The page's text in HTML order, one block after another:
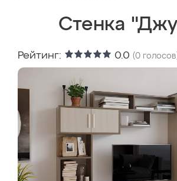
Стенка
Рейтинг: 0.0 (0